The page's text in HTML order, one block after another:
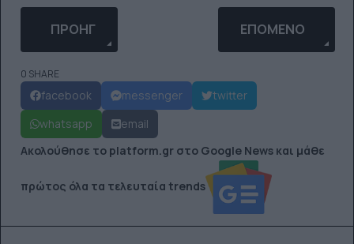
ΠΡΟΗΓΟΎΜΕΝΟ ΆΡΘΡΟ: Ο BANKSY
ΠΡΟΗΓ ΕΠΌΜΕΝΟ ΆΡΘΡΟ:
ΕΠΌΜΕΝΟ
0 SHARE
facebook messenger
twitter
whatsapp
email
Ακολούθησε το platform.gr στο Google News και μάθε
πρώτος όλα τα τελευταία trends